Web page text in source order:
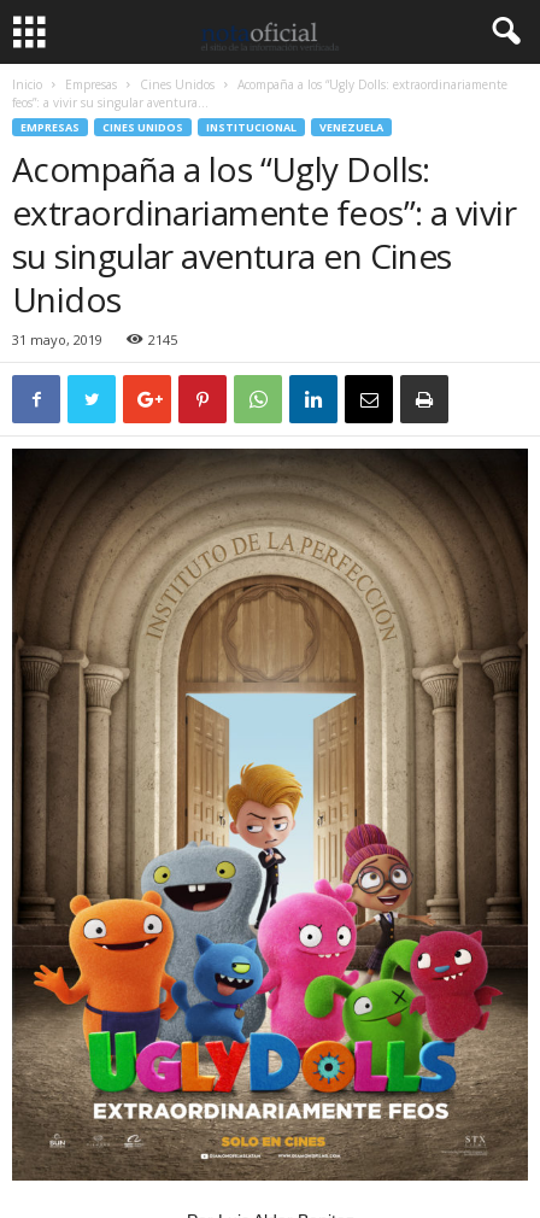
Inicio Empresas Cines Unidos
Acompaña a los “Ugly Dolls: extraordinariamente
feos”: a vivir su singular aventura...
EMPRESAS CINES UNIDOS INSTITUCIONAL VENEZUELA
Acompaña a los “Ugly Dolls:
extraordinariamente feos”: a vivir
su singular aventura en Cines
Unidos
31 mayo, 2019 2145